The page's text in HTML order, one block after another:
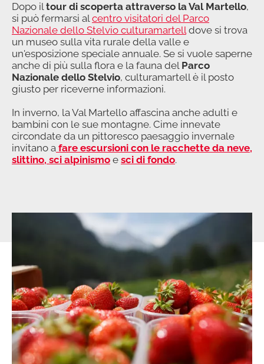
Dopo iltour di scoperta attraverso la Val Martello,
si può fermarsi alcentro visitatori del Parco
Nazionale dello Stelvio culturamartelldove si trova
un museo sulla vita rurale della valle e
un'esposizione speciale annuale. Se si vuole saperne
anche di più sulla flora e la fauna del Parco
Nazionale dello Stelvio, culturamartell è il posto
giusto per riceverne informazioni.
In inverno, la Val Martello affascina anche adulti e
bambini con le sue montagne. Cime innevate
circondate da un pittoresco paesaggio invernale
invitano a fare escursioni con le racchette da neve,
slittino, sci alpinismo e sci di fondo.